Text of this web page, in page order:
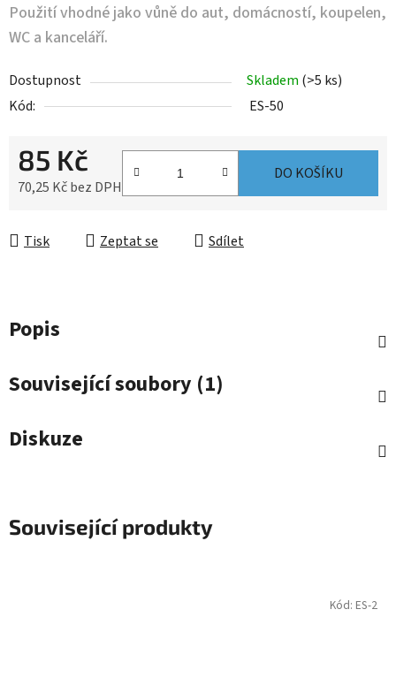
Použití vhodné jako vůně do aut, domácností, koupelen,
WC a kanceláří.
Dostupnost Skladem (>5 ks)
Kód:
ES-50
85 Kč
70,25 Kč bez DPH
DO KOŠÍKU
Tisk Zeptat se Sdílet
Popis
Související soubory (1)
Diskuze
Související produkty
Kód: ES-2